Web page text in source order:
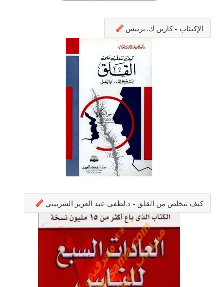
الإكتئاب - كارين ك. برييس
كيف تتخلص من القلق - د.لطفي عبد العزيز الشربيني